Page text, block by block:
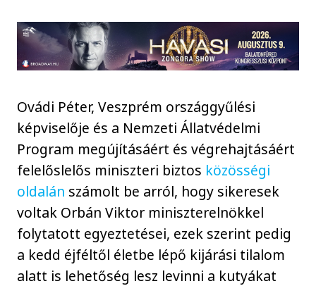
Ovádi Péter, Veszprém országgyűlési
képviselője és a Nemzeti Állatvédelmi
Program megújításáért és végrehajtásáért
felelőslelős miniszteri biztos közösségi
oldalán számolt be arról, hogy sikeresek
voltak Orbán Viktor miniszterelnökkel
folytatott egyeztetései, ezek szerint pedig
a kedd éjféltől életbe lépő kijárási tilalom
alatt is lehetőség lesz levinni a kutyákat